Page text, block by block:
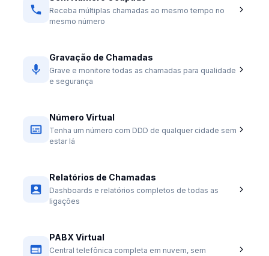
Receba múltiplas chamadas ao mesmo tempo no
mesmo número
Gravação de Chamadas
Grave e monitore todas as chamadas para qualidade
e segurança
Número Virtual
Tenha um número com DDD de qualquer cidade sem
estar lá
Relatórios de Chamadas
Dashboards e relatórios completos de todas as
ligações
PABX Virtual
Central telefônica completa em nuvem, sem